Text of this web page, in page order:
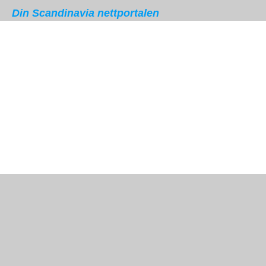
Din Scandinavia nettportalen